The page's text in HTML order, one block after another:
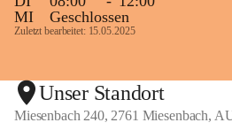
MI
Geschlossen
Zuletzt bearbeitet: 15.05.2025
Unser Standort
Miesenbach 240, 2761 Miesenbach,